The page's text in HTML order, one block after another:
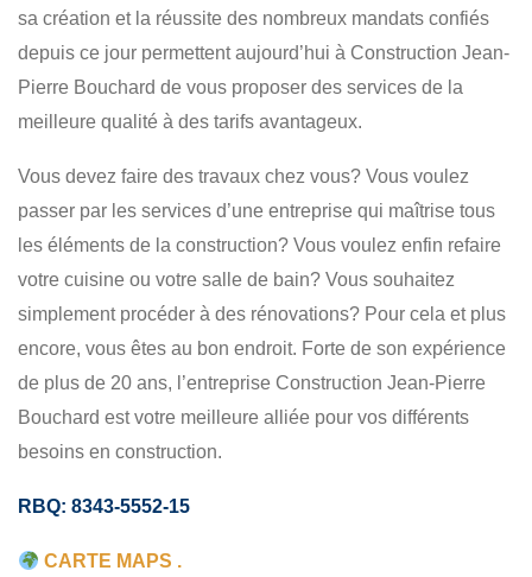
sa création et la réussite des nombreux mandats confiés
depuis ce jour permettent aujourd’hui à Construction Jean-
Pierre Bouchard de vous proposer des services de la
meilleure qualité à des tarifs avantageux.
Vous devez faire des travaux chez vous? Vous voulez
passer par les services d’une entreprise qui maîtrise tous
les éléments de la construction? Vous voulez enfin refaire
votre cuisine ou votre salle de bain? Vous souhaitez
simplement procéder à des rénovations? Pour cela et plus
encore, vous êtes au bon endroit. Forte de son expérience
de plus de 20 ans, l’entreprise Construction Jean-Pierre
Bouchard est votre meilleure alliée pour vos différents
besoins en construction.
RBQ: 8343-5552-15
CARTE MAPS .